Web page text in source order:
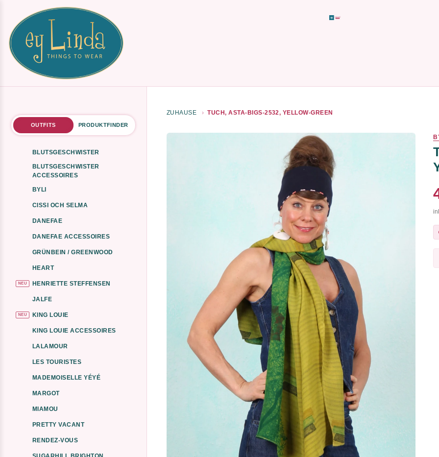
OUTFITS PRODUKTFINDER
BLUTSGESCHWISTER
BLUTSGESCHWISTER
ACCESSOIRES
BYLI
CISSI OCH SELMA
DANEFAE
DANEFAE ACCESSOIRES
GRÜNBEIN / GREENWOOD
HEART
NEU HENRIETTE STEFFENSEN
JALFE
NEU KING LOUIE
KING LOUIE ACCESSOIRES
LALAMOUR
LES TOURISTES
MADEMOISELLE YÉYÉ
MARGOT
MIAMOU
PRETTY VACANT
RENDEZ-VOUS
ZUHAUSE TUCH, ASTA-BIGS-2532, YELLOW-GREEN